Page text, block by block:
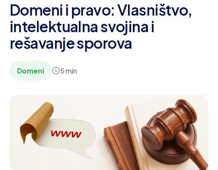
Domeni i pravo: Vlasništvo,
intelektualna svojina i
rešavanje sporova
Domeni 5 min